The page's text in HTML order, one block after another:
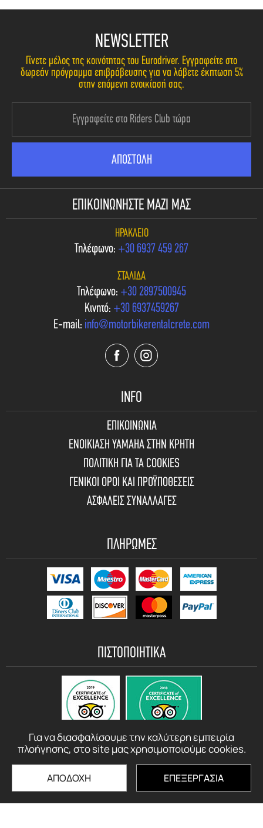
Για να διασφαλίσουμε την καλύτερη εμπειρία
πλοήγησης, στο site μας χρησιμοποιούμε cookies.
ΑΠΟΔΟΧΗ ΕΠΕΞΕΡΓΑΣΙΑ
NEWSLETTER
Γίνετε μέλος της κοινότητας του Eurodriver. Εγγραφείτε στο
δωρεάν πρόγραμμα επιβράβευσης για να λάβετε έκπτωση 5%
στην επόμενη ενοικίασή σας.
ΕΠΙΚΟΙΝΩΝΗΣΤΕ ΜΑΖΙ ΜΑΣ
ΗΡΆΚΛΕΙΟ
Τηλέφωνο: +30 6937 459 267
ΣΤΑΛΊΔΑ
Τηλέφωνο: +30 2897500945
Κινητό: +30 6937459267
E-mail: info@motorbikerentalcrete.com
INFO
ΕΠΙΚΟΙΝΩΝΙΑ
ΕΝΟΙΚΙΑΣΗ YAMAHA ΣΤΗΝ ΚΡΗΤΗ
ΠΟΛΙΤΙΚΗ ΓΙΑ ΤΑ COOKIES
ΓΕΝΙΚΟΙ ΟΡΟΙ ΚΑΙ ΠΡΟΫΠΟΘΕΣΕΙΣ
ΑΣΦΑΛΕΙΣ ΣΥΝΑΛΛΑΓΕΣ
ΠΛΗΡΩΜΕΣ
ΠΙΣΤΟΠΟΙΗΤΙΚΑ
© motorbikerentalcrete.com - 2021 - 2026 All rights reserved